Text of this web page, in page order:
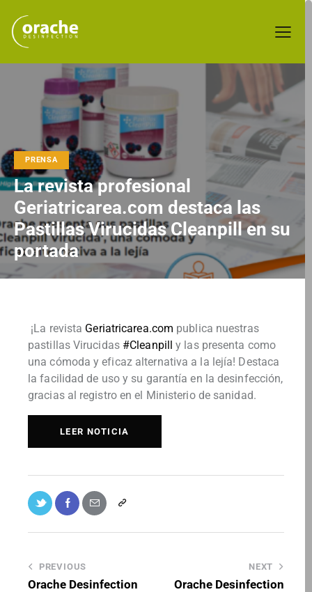
PRENSA
La revista profesional
Geriatricarea.com destaca las
Pastillas Virucidas Cleanpill en su
portada
¡La revista Geriatricarea.com publica nuestras
pastillas Virucidas #Cleanpill y las presenta como
una cómoda y eficaz alternativa a la lejía! Destaca
la facilidad de uso y su garantía en la desinfección,
gracias al registro en el Ministerio de sanidad.
LEER NOTICIA
PREVIOUS
Orache Desinfection
NEXT
Orache Desinfection